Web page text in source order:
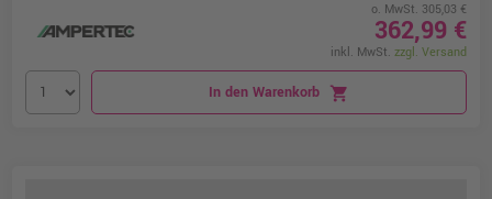
o. MwSt. 305,03 €
362,99 €
inkl. MwSt. zzgl. Versand
In den Warenkorb shopping_cart